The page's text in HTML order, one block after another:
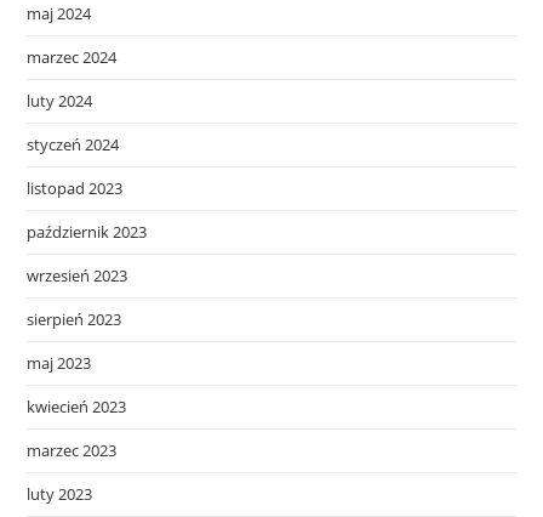
maj 2024
marzec 2024
luty 2024
styczeń 2024
listopad 2023
październik 2023
wrzesień 2023
sierpień 2023
maj 2023
kwiecień 2023
marzec 2023
luty 2023